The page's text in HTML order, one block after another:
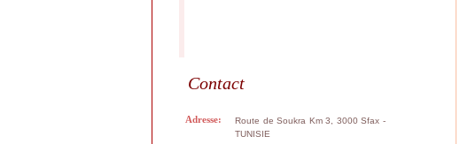
Contact
Adresse:
Route de Soukra Km 3, 3000 Sfax -
TUNISIE